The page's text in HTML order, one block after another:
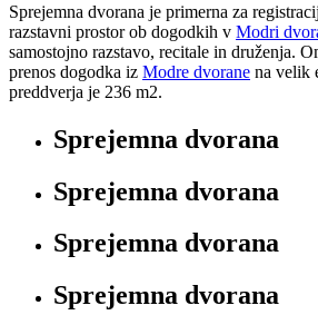
Sprejemna dvorana je primerna za
razstavni prostor ob dogodkih v Modri
samostojno razstavo, recitale in druženja.
prenos dogodka iz Modre dvorane na velik
preddverja je 236 m2.
Sprejemna dvorana
Sprejemna dvorana
Sprejemna dvorana
Sprejemna dvorana